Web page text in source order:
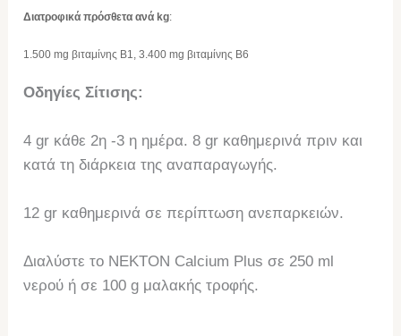
Διατροφικά πρόσθετα ανά kg:
1.500 mg βιταμίνης Β1, 3.400 mg βιταμίνης Β6
Οδηγίες Σίτισης:
4 gr κάθε 2η -3 η ημέρα. 8 gr καθημερινά πριν και
κατά τη διάρκεια της αναπαραγωγής.
12 gr καθημερινά σε περίπτωση ανεπαρκειών.
Διαλύστε το NEKTON Calcium Plus σε 250 ml
νερού ή σε 100 g μαλακής τροφής.